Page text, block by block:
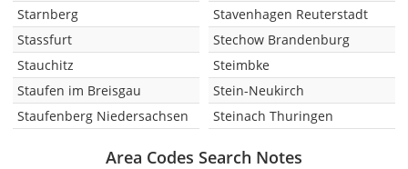
Starnberg
Stassfurt
Stauchitz
Staufen im Breisgau
Staufenberg Niedersachsen
Stavenhagen Reuterstadt
Stechow Brandenburg
Steimbke
Stein-Neukirch
Steinach Thuringen
Area Codes Search Notes